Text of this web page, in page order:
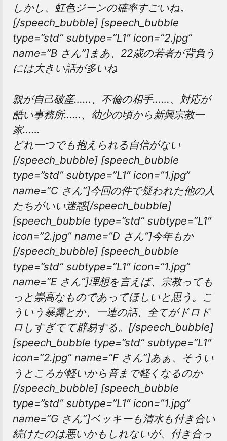
しかし、虹色ジーンの確率すごいね。
[/speech_bubble] [speech_bubble
type=”std” subtype=”L1″ icon=”2.jpg”
name=”B さん”]まあ、22歳の若者が背負う
には大きい話が多いね
親が自己破産……、不倫の相手……、対応が
酷い事務所……、幼少の頃から新興宗教一
家……
どれ一つでも抱えられる自信がない
[/speech_bubble] [speech_bubble
type=”std” subtype=”L1″ icon=”1.jpg”
name=”C さん”]今回の件で疑われた他の人
たちがいい迷惑[/speech_bubble]
[speech_bubble type=”std” subtype=”L1″
icon=”2.jpg” name=”D さん”]今年もか
[/speech_bubble] [speech_bubble
type=”std” subtype=”L1″ icon=”1.jpg”
name=”E さん”]理想を言えば、宗教っても
っと崇高なものであってほしいと思う。こ
ういう暴露とか、一連の話、全てがドロド
ロしすぎてて辟易する。[/speech_bubble]
[speech_bubble type=”std” subtype=”L1″
icon=”2.jpg” name=”F さん”]あぁ、そうい
うところが軽いから音まで軽くなるのか
[/speech_bubble] [speech_bubble
type=”std” subtype=”L1″ icon=”1.jpg”
name=”G さん”]ベッキーも清水も付き合い
続けたのは悪いかもしれないが、付き合っ